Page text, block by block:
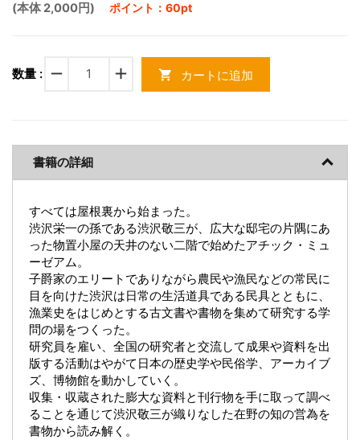
(本体 2,000円) ポイント：60pt
数量 : remove add shopping_cart カートに追加
書籍の詳細
すべては屋根裏から始まった。
渋沢栄一の孫である渋沢敬三が、広大な邸宅の片隅にあ
った物置小屋の天井のない二階で始めたアチック・ミュ
ーゼアム。
子爵家のエリートでありながら農民や漁民などの常民に
目を向けた渋沢は日常の生活道具である民具とともに、
漁業史をはじめとする古文書や書物を集めて研究する学
問の場をつくった。
研究員を雇い、全国の研究者と交流して成果や資料を出
版する活動はやがて日本の歴史学や民俗学、アーカイブ
ズ、博物館を動かしていく。
収集・収蔵された膨大な資料と刊行物を手に取って調べ
ることを通じて渋沢敬三が織りなした在野の知の営為を
書物から読み解く。